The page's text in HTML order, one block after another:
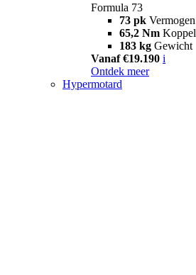
Formula 73
73 pk Vermogen
65,2 Nm Koppel
183 kg Gewicht
Vanaf €19.190 i
Ontdek meer
Hypermotard